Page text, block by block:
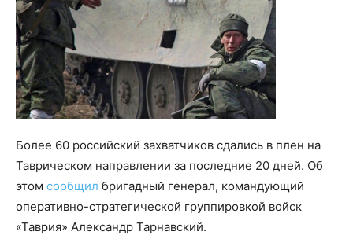
Более 60 российский захватчиков сдались в плен на
Таврическом направлении за последние 20 дней. Об
этом сообщил бригадный генерал, командующий
оперативно-стратегической группировкой войск
«Таврия» Александр Тарнавский.